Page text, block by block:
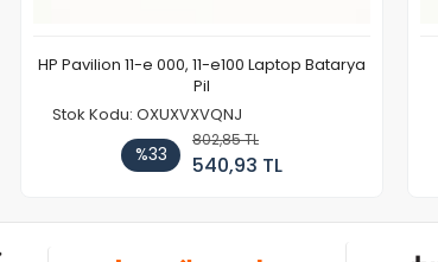
HP Pavilion 11-e 000, 11-e100 Laptop Batarya
Pil
Stok Kodu: OXUXVXVQNJ
%33
802,85 TL
540,93 TL